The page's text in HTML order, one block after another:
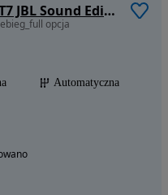
Kia XCeed 1.5 T-GDI OPF DCT7 JBL Sound Edition
opcja
Automatyczna